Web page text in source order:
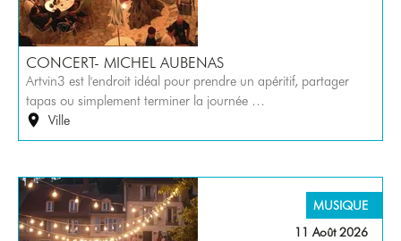
CONCERT- MICHEL AUBENAS
Artvin3 est l'endroit idéal pour prendre un apéritif, partager
tapas ou simplement terminer la journée …
Ville
MUSIQUE
11 Août 2026